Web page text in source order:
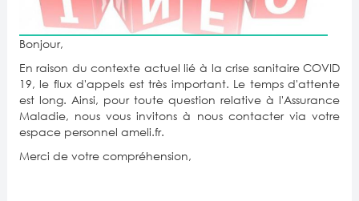
Bonjour,
En raison du contexte actuel lié à la crise sanitaire COVID
19, le flux d'appels est très important. Le temps d'attente
est long. Ainsi, pour toute question relative à l'Assurance
Maladie, nous vous invitons à nous contacter via votre
espace personnel ameli.fr.
Merci de votre compréhension,